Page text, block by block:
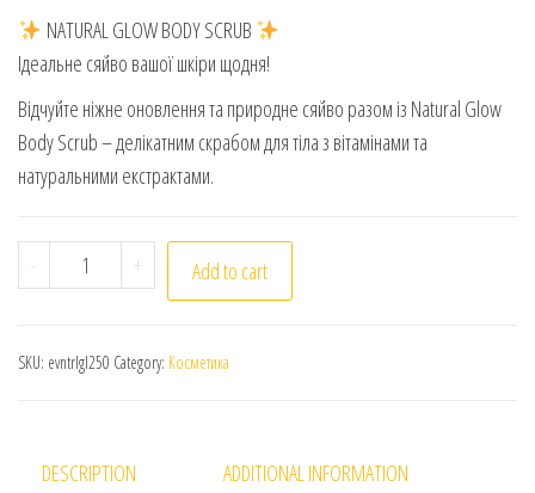
NATURAL GLOW BODY SCRUB
Ідеальне сяйво вашої шкіри щодня!
Відчуйте ніжне оновлення та природне сяйво разом із Natural Glow
Body Scrub – делікатним скрабом для тіла з вітамінами та
натуральними екстрактами.
- Eva Cosmetics. Скраб для тіла Натуральне сяйво.
+ Add to cart
SKU: evntrlgl250 Category: Косметика
DESCRIPTION ADDITIONAL INFORMATION